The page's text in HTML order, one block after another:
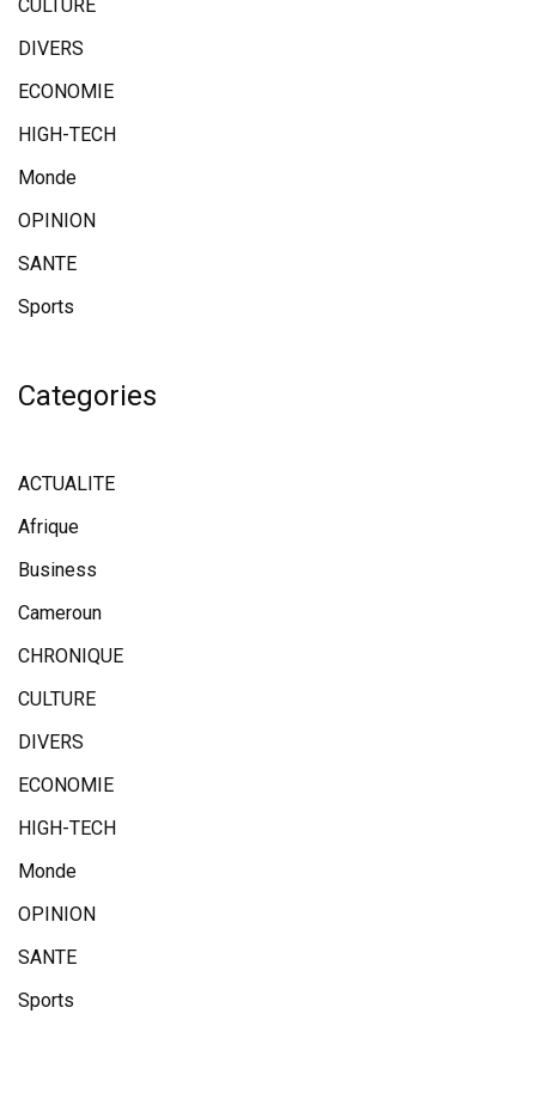
CULTURE
DIVERS
ECONOMIE
HIGH-TECH
Monde
OPINION
SANTE
Sports
Categories
ACTUALITE
Afrique
Business
Cameroun
CHRONIQUE
CULTURE
DIVERS
ECONOMIE
HIGH-TECH
Monde
OPINION
SANTE
Sports